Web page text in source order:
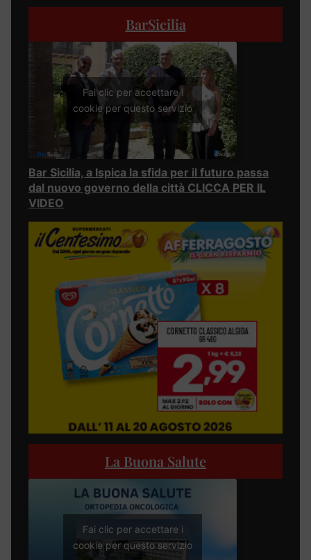
BarSicilia
Fai clic per accettare i
cookie per questo servizio
Bar Sicilia, a Ispica la sfida per il futuro passa
dal nuovo governo della città CLICCA PER IL
VIDEO
La Buona Salute
Fai clic per accettare i
cookie per questo servizio